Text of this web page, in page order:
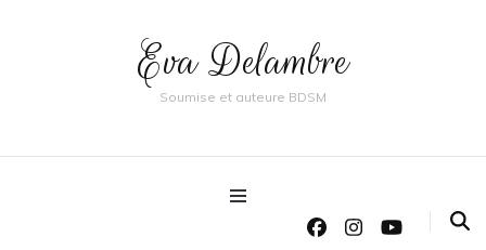
Eva Delambre
Soumise et auteure BDSM